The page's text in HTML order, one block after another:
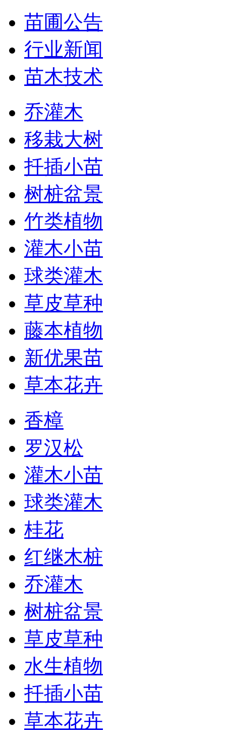
苗圃公告
行业新闻
苗木技术
乔灌木
移栽大树
扦插小苗
树桩盆景
竹类植物
灌木小苗
球类灌木
草皮草种
藤本植物
新优果苗
草本花卉
香樟
罗汉松
灌木小苗
球类灌木
桂花
红继木桩
乔灌木
树桩盆景
草皮草种
水生植物
扦插小苗
草本花卉